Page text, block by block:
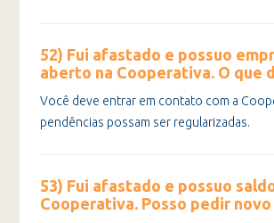
52) Fui afastado e possuo
aberto na Cooperativa. O que
Você deve entrar em contato com a
pendências possam ser regularizadas.
53) Fui afastado e possuo
Cooperativa. Posso pedir